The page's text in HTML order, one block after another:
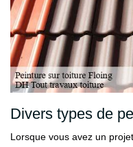
Divers types de
Lorsque vous avez un